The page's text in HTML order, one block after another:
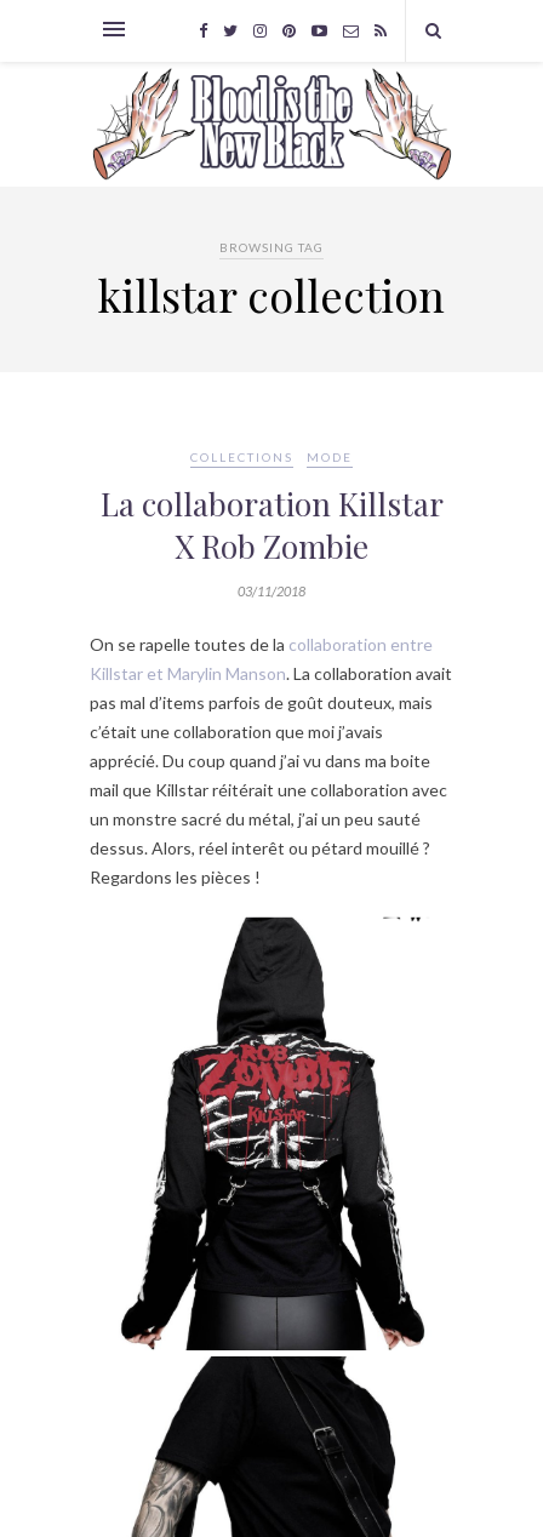
BROWSING TAG
killstar collection
COLLECTIONS MODE
La collaboration Killstar
X Rob Zombie
03/11/2018
On se rapelle toutes de la collaboration entre
Killstar et Marylin Manson. La collaboration avait
pas mal d’items parfois de goût douteux, mais
c’était une collaboration que moi j’avais
apprécié. Du coup quand j’ai vu dans ma boite
mail que Killstar réitérait une collaboration avec
un monstre sacré du métal, j’ai un peu sauté
dessus. Alors, réel interêt ou pétard mouillé ?
Regardons les pièces !